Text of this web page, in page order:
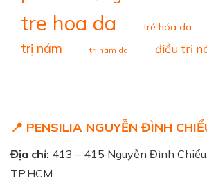
tre hoa da trẻ hóa da
trị nám trị nám da điều trị
📍 PENSILIA NGUYỄN ĐÌNH
Địa chỉ: 413 – 415 Nguyễn Đình
TP.HCM